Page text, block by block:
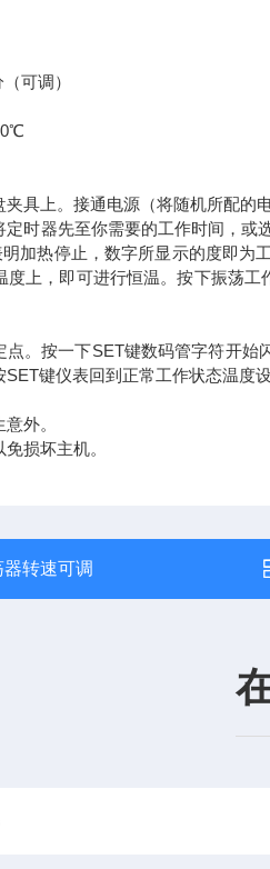
可调）
具上。接通电源（将随机所配
时器先至你需要的工作时间，或
加热停止，数字所显示的度即
度上，即可进行恒温。按下振荡
点。按一下SET键数码管字符开
键仪表回到正常工作状态温度
外。
损坏主机。
转速可调